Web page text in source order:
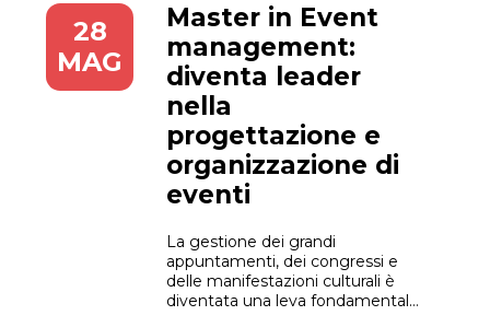
28
MAG
Master in Event
management:
diventa leader
nella
progettazione e
organizzazione di
eventi
La gestione dei grandi
appuntamenti, dei congressi e
delle manifestazioni culturali è
diventata una leva fondamentale